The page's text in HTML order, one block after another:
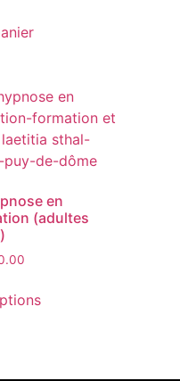
en
(adultes